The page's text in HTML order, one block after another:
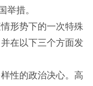
举措。
形势下的一次特殊
在以下三个方面发
性的政治决心。高